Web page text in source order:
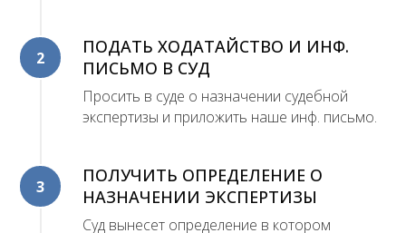
2
ПОДАТЬ ХОДАТАЙСТВО И ИНФ.
ПИСЬМО В СУД
Просить в суде о назначении судебной
экспертизы и приложить наше инф. письмо.
3
ПОЛУЧИТЬ ОПРЕДЕЛЕНИЕ О
НАЗНАЧЕНИИ ЭКСПЕРТИЗЫ
Суд вынесет определение в котором